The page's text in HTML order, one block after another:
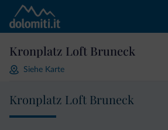
Kronplatz Loft Bruneck
Siehe Karte
Kronplatz Loft Bruneck